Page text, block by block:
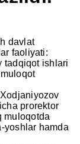
davlat
faoliyati:
tadqiqot ishlari
prorektor
muloqotda
yoshlar hamda